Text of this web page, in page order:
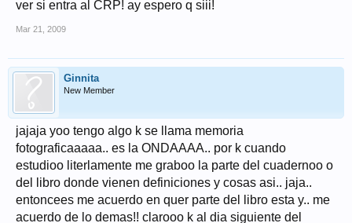
ver si entra al CRP! ay espero q siii!
Mar 21, 2009
Ginnita
New Member
jajaja yoo tengo algo k se llama memoria
fotograficaaaaa.. es la ONDAAAA.. por k cuando
estudioo literlamente me graboo la parte del cuadernoo o
del libro donde vienen definiciones y cosas asi.. jaja..
entoncees me acuerdo en quer parte del libro esta y.. me
acuerdo de lo demas!! clarooo k al dia siguiente del